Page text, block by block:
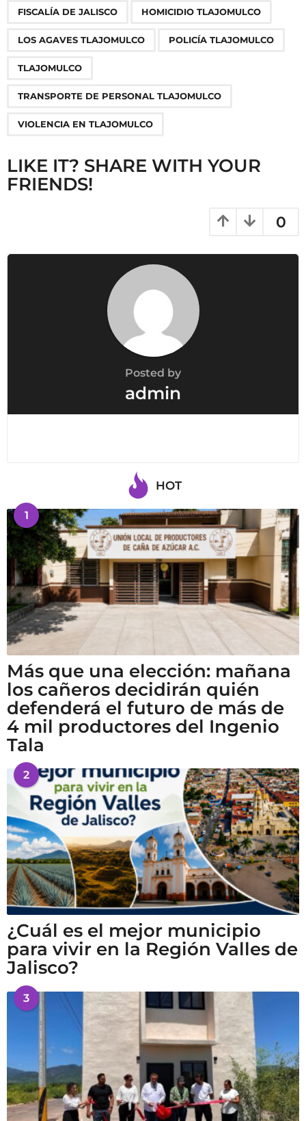
FISCALÍA DE JALISCO HOMICIDIO TLAJOMULCO
LOS AGAVES TLAJOMULCO POLICÍA TLAJOMULCO
TLAJOMULCO
TRANSPORTE DE PERSONAL TLAJOMULCO
VIOLENCIA EN TLAJOMULCO
LIKE IT? SHARE WITH YOUR
FRIENDS!
0
Posted by
admin
HOT
1
Más que una elección: mañana
los cañeros decidirán quién
defenderá el futuro de más de
4 mil productores del Ingenio
Tala
2
¿Cuál es el mejor municipio
para vivir en la Región Valles de
Jalisco?
3